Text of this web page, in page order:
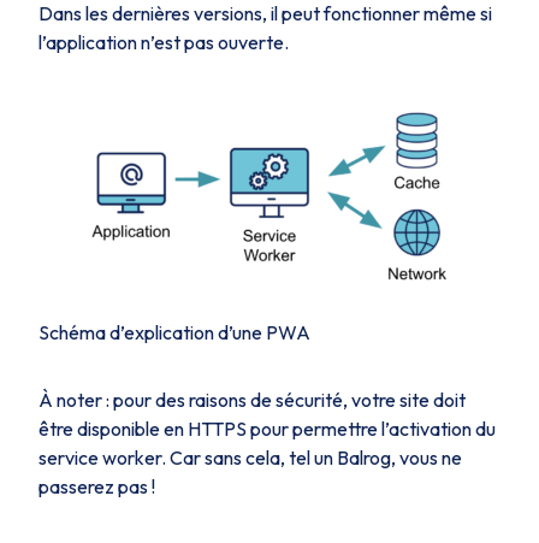
Dans les dernières versions, il peut fonctionner même si
l’application n’est pas ouverte.
Schéma d’explication d’une PWA
À noter : pour des raisons de sécurité, votre site doit
être disponible en HTTPS pour permettre l’activation du
service worker. Car sans cela, tel un Balrog, vous ne
passerez pas !